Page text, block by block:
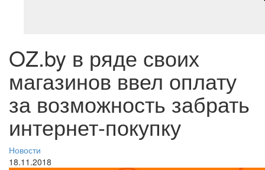
OZ.by в ряде своих
магазинов ввел оплату
за возможность забрать
интернет-покупку
Новости
18.11.2018